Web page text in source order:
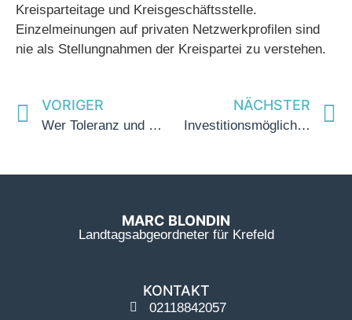
Kreisparteitage und Kreisgeschäftsstelle.
Einzelmeinungen auf privaten Netzwerkprofilen sind
nie als Stellungnahmen der Kreispartei zu verstehen.
VORIGER
​Wer Toleranz und Demokratie will, darf nicht auf dem linken Auge blind sein
NÄCHSTER
Investitionsmöglichkeiten für die Kinderbetreuung in Krefeld
MARC BLONDIN
Landtagsabgeordneter für Krefeld
KONTAKT
02118842057